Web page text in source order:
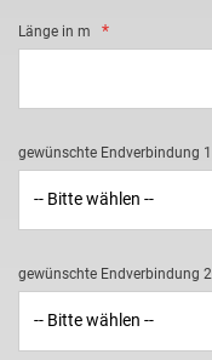
Länge in m
gewünschte Endverbindung 1
gewünschte Endverbindung 2